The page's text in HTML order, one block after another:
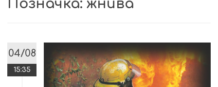
Позначка: жнива
04/08
15:35